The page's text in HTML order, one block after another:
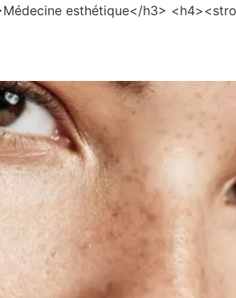
esthétique</h3>